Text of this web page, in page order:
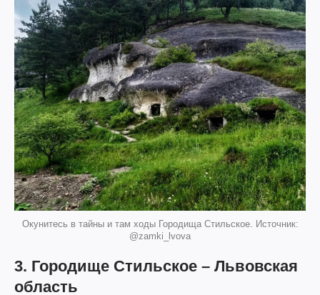
Окунитесь в тайны и там ходы Городища Стильское. Источник:
@zamki_lvova
3. Городище Стильское – Львовская
область